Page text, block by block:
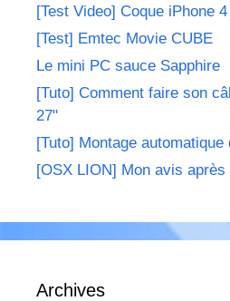
[Test Video] Coque iPhone
[Test] Emtec Movie CUBE
Le mini PC sauce Sapphire
[Tuto] Comment faire son
27"
[Tuto] Montage automatique
[OSX LION] Mon avis
Archives